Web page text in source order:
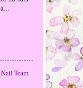
Nail Team